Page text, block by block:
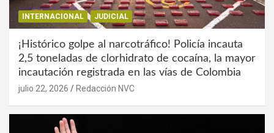
INTERNACIONAL JUDICIAL
¡Histórico golpe al narcotráfico! Policía incauta
2,5 toneladas de clorhidrato de cocaína, la mayor
incautación registrada en las vías de Colombia
julio 22, 2026 Redacción NVC